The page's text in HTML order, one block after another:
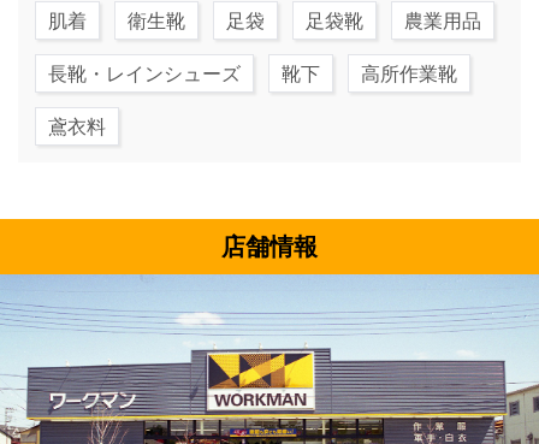
肌着 衛生靴 足袋 足袋靴 農業用品
長靴・レインシューズ 靴下 高所作業靴
鳶衣料
店舗情報